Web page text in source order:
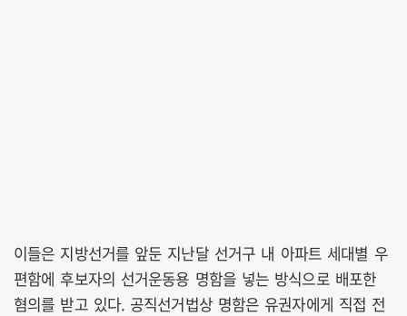
이들은 지방선거를 앞둔 지난달 선거구 내 아파트 세대별 우
편함에 후보자의 선거운동용 명함을 넣는 방식으로 배포한
혐의를 받고 있다. 공직선거법상 명함은 유권자에게 직접 전